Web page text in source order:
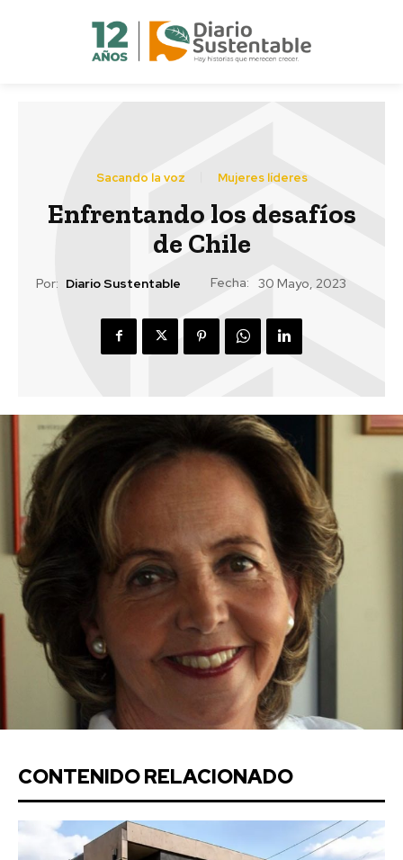
Sacando la voz Mujeres líderes
Enfrentando los desafíos
de Chile
Por: Diario Sustentable Fecha: 30 Mayo, 2023
CONTENIDO RELACIONADO